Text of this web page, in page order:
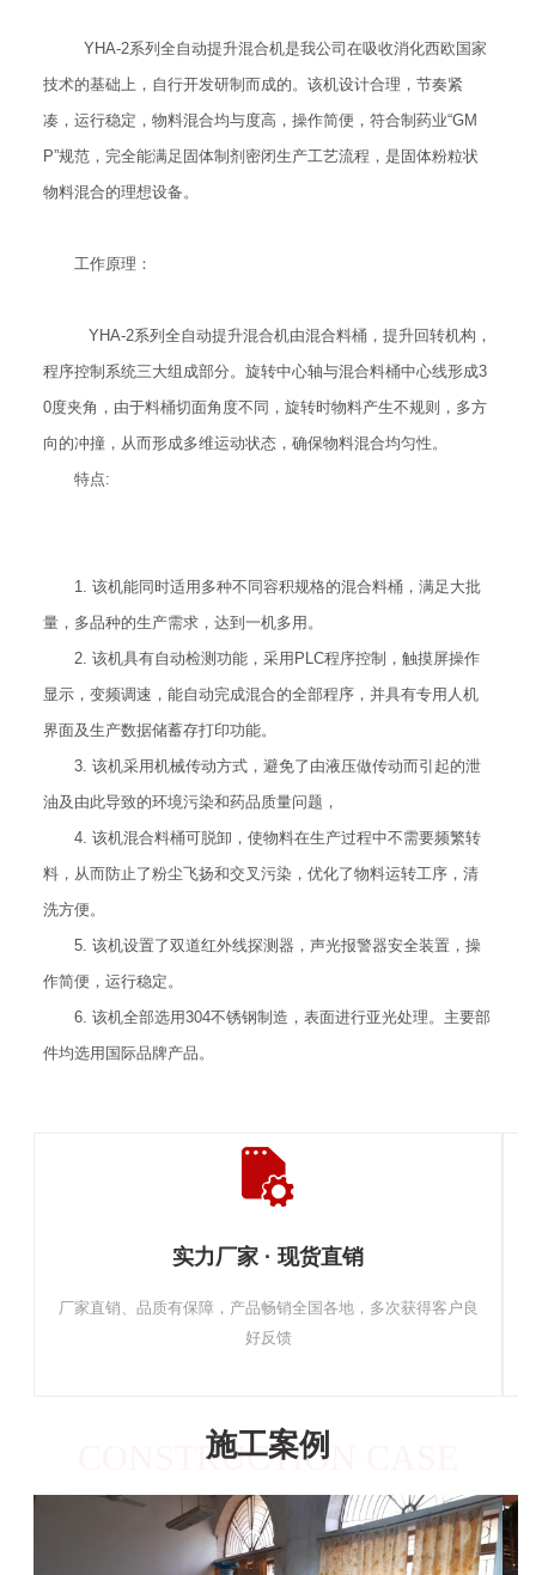
YHA-2系列全自动提升混合机是我公司在吸收消化西欧国家
技术的基础上，自行开发研制而成的。该机设计合理，节奏紧
凑，运行稳定，物料混合均与度高，操作简便，符合制药业“GM
P”规范，完全能满足固体制剂密闭生产工艺流程，是固体粉粒状
物料混合的理想设备。
工作原理：
YHA-2系列全自动提升混合机由混合料桶，提升回转机构，
程序控制系统三大组成部分。旋转中心轴与混合料桶中心线形成3
0度夹角，由于料桶切面角度不同，旋转时物料产生不规则，多方
向的冲撞，从而形成多维运动状态，确保物料混合均匀性。
特点:
1. 该机能同时适用多种不同容积规格的混合料桶，满足大批
量，多品种的生产需求，达到一机多用。
2. 该机具有自动检测功能，采用PLC程序控制，触摸屏操作
显示，变频调速，能自动完成混合的全部程序，并具有专用人机
界面及生产数据储蓄存打印功能。
3. 该机采用机械传动方式，避免了由液压做传动而引起的泄
油及由此导致的环境污染和药品质量问题，
4. 该机混合料桶可脱卸，使物料在生产过程中不需要频繁转
料，从而防止了粉尘飞扬和交叉污染，优化了物料运转工序，清
洗方便。
5. 该机设置了双道红外线探测器，声光报警器安全装置，操
作简便，运行稳定。
6. 该机全部选用304不锈钢制造，表面进行亚光处理。主要部
件均选用国际品牌产品。
实力厂家 · 现货直销
厂家直销、品质有保障，产品畅销全国各地，多次获得客户良
好反馈
施工案例
CONSTRUCTION CASE